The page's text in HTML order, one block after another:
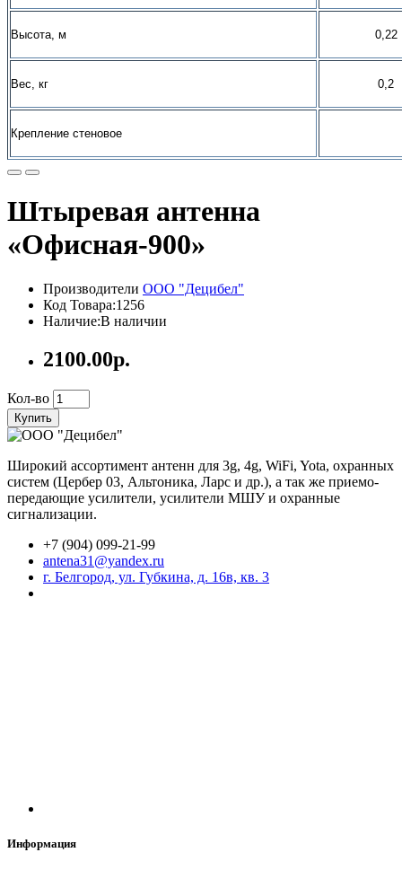
Высота, м 0,22
Вес, кг 0,2
Крепление стеновое
Штыревая антенна
«Офисная-900»
Производители ООО "Децибел"
Код Товара:1256
Наличие:В наличии
2100.00р.
Кол-во
Купить
Широкий ассортимент антенн для 3g, 4g, WiFi, Yota, охранных
систем (Цербер 03, Альтоника, Ларс и др.), а так же приемо-
передающие усилители, усилители МШУ и охранные
сигнализации.
+7 (904) 099-21-99
antena31@yandex.ru
г. Белгород, ул. Губкина, д. 16в, кв. 3
Информация